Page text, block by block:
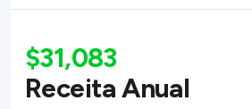
$31,083
Receita Anual